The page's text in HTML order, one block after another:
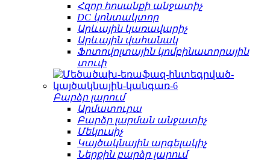
Հզոր հոսանքի անջատիչ
DC կոնտակտոր
Արևային կառավարիչ
Արևային վահանակ
Ֆոտովոլտային կոմբինատորային
տուփ
Բարձր լարում
Արմատուրա
Բարձր լարման անջատիչ
Մեկուսիչ
Կայծակնային արգելակիչ
Ներքին բարձր լարում